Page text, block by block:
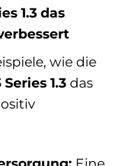
1.3 das
wie die
1.3 das